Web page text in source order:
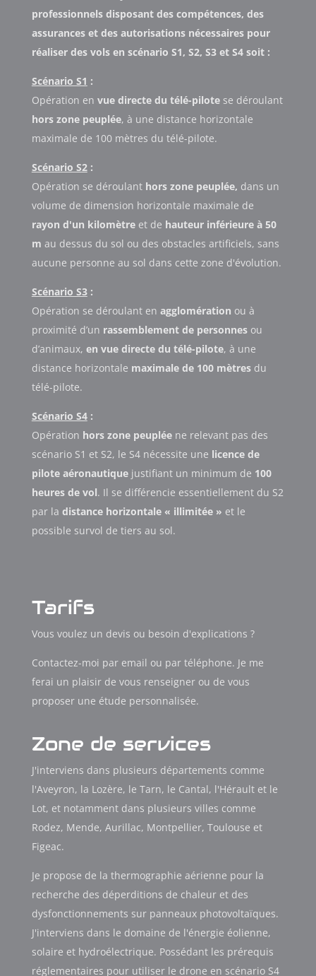
professionnels disposant des compétences, des
assurances et des autorisations nécessaires pour
réaliser des vols en scénario S1, S2, S3 et S4 soit :
Scénario S1 :
Opération en vue directe du télé-pilotese déroulant
hors zone peuplée, à une distance horizontale
maximale de 100 mètres du télé-pilote.
Scénario S2:
Opération se déroulant hors zone peuplée, dans un
volume de dimension horizontale maximale de
rayon d'un kilomètreet de hauteur inférieure à 50
m au dessus du sol ou des obstacles artificiels, sans
aucune personne au sol dans cette zone d'évolution.
Scénario S3:
Opération se déroulant en agglomération ou à
proximité d’un rassemblement de personnesou
d’animaux, en vue directe du télé-pilote, à une
distance horizontale maximale de 100 mètresdu
télé-pilote.
Scénario S4:
Opération hors zone peupléene relevant pas des
scénario S1 et S2, le S4 nécessite une licence de
pilote aéronautiquejustifiant un minimum de 100
heures de vol. Il se différencie essentiellement du S2
par la distance horizontale « illimitée » et le
possible survol de tiers au sol.
Tarifs
Vous voulez un devis ou besoin d'explications ?
Contactez-moi par email ou par téléphone. Je me
ferai un plaisir de vous renseigner ou de vous
proposer une étude personnalisée.
Zone de services
J'interviens dans plusieurs départements comme
l'Aveyron, la Lozère, le Tarn, le Cantal, l'Hérault et le
Lot, et notamment dans plusieurs villes comme
Rodez, Mende, Aurillac, Montpellier, Toulouse et
Figeac.
Je propose de la thermographie aérienne pour la
recherche des déperditions de chaleur et des
dysfonctionnements sur panneaux photovoltaïques.
J'interviens dans le domaine de l'énergie éolienne,
solaire et hydroélectrique. Possédant les prérequis
réglementaires pour utiliser le drone en scénario S4